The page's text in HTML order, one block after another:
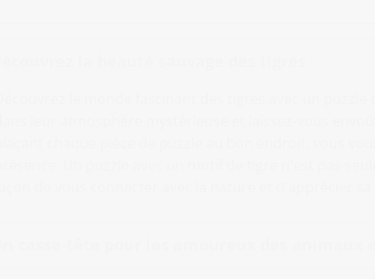
Découvrez le monde fascinant des tigres avec un
dans leur atmosphère mystérieuse et laissez-vous
plaçant chaque pièce de puzzle au bon endroit, vous
présence. Un puzzle avec un motif de tigre n'est pas
Un casse-tête pour les amoureux des